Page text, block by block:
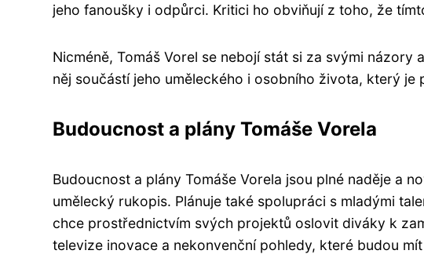
jeho fanoušky i odpůrci. Kritici ho obviňují z toho, že
Nicméně, Tomáš Vorel se nebojí stát si za svými
něj součástí jeho uměleckého i osobního života, který
Budoucnost a plány Tomáše Vorela
Budoucnost a plány Tomáše Vorela jsou plné naděje a
umělecký rukopis. Plánuje také spolupráci s mladými
chce prostřednictvím svých projektů oslovit diváky k
televize inovace a nekonvenční pohledy, které budou